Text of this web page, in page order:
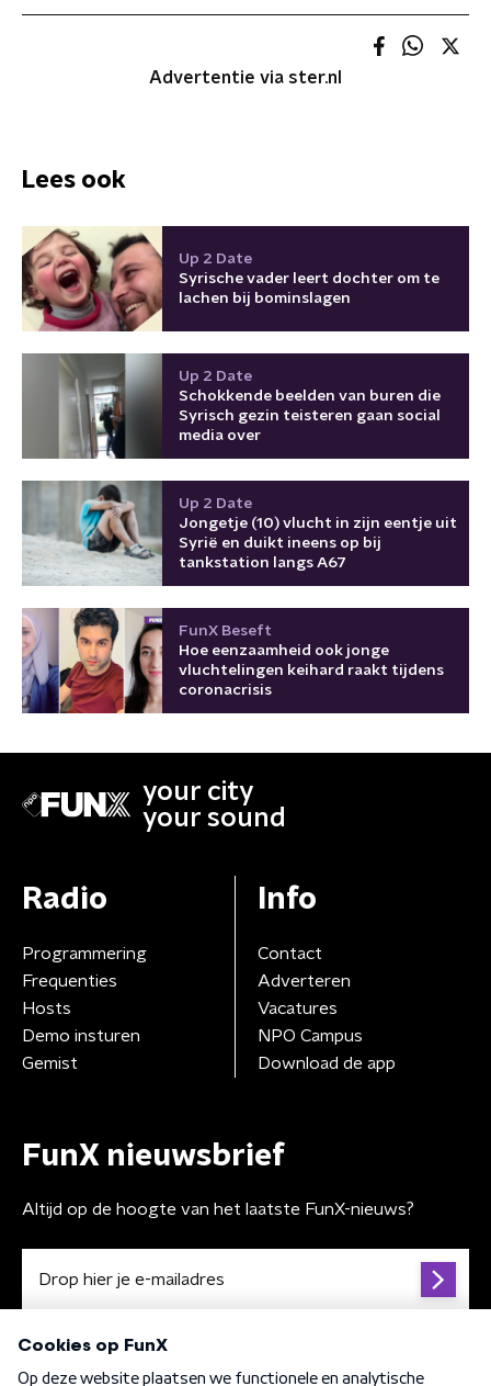
Advertentie via ster.nl
Lees ook
Up 2 Date
Syrische vader leert dochter om te
lachen bij bominslagen
Up 2 Date
Schokkende beelden van buren die
Syrisch gezin teisteren gaan social
media over
Up 2 Date
Jongetje (10) vlucht in zijn eentje uit
Syrië en duikt ineens op bij
tankstation langs A67
FunX Beseft
Hoe eenzaamheid ook jonge
vluchtelingen keihard raakt tijdens
coronacrisis
your city
your sound
Radio
Programmering
Frequenties
Hosts
Demo insturen
Gemist
Info
Contact
Adverteren
Vacatures
NPO Campus
Download de app
FunX nieuwsbrief
Altijd op de hoogte van het laatste FunX-nieuws?